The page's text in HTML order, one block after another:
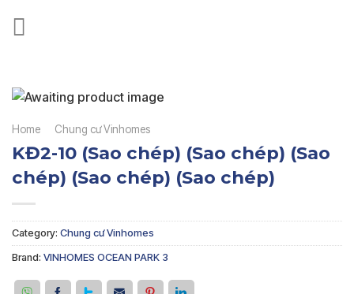
Home Chung cư Vinhomes
KĐ2-10 (Sao chép) (Sao chép) (Sao
chép) (Sao chép) (Sao chép)
Category: Chung cư Vinhomes
Brand: VINHOMES OCEAN PARK 3